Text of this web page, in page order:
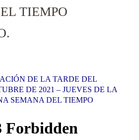
TIEMPO
DE LA TARDE DEL
DE 2021 – JUEVES DE LA
SEMANA DEL TIEMPO